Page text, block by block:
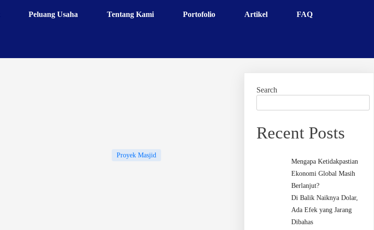
Peluang Usaha Tentang Kami Portofolio Artikel FAQ
Proyek Masjid
Search
Recent Posts
Mengapa Ketidakpastian
Ekonomi Global Masih
Berlanjut?
Di Balik Naiknya Dolar,
Ada Efek yang Jarang
Dibahas